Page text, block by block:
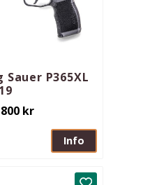
Sauer P365XL
kr
Info